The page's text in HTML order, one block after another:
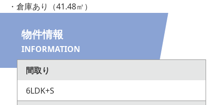
・倉庫あり（41.48㎡）
物件情報
INFORMATION
間取り
6LDK+S